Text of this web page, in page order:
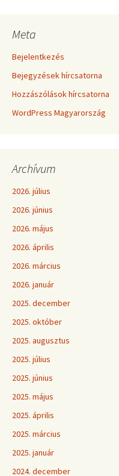
Meta
Bejelentkezés
Bejegyzések hírcsatorna
Hozzászólások hírcsatorna
WordPress Magyarország
Archívum
2026. július
2026. június
2026. május
2026. április
2026. március
2026. január
2025. december
2025. október
2025. augusztus
2025. július
2025. június
2025. május
2025. április
2025. március
2025. január
2024. december